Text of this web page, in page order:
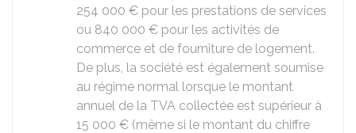
254 000 € pour les prestations de services
ou 840 000 € pour les activités de
commerce et de fourniture de logement.
De plus, la société est également soumise
au régime normal lorsque le montant
annuel de la TVA collectée est supérieur à
15 000 € (même si le montant du chiffre